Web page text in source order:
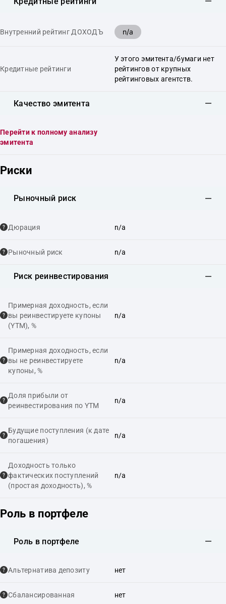
Внутренний рейтинг ДОХОДЪ n/a
Кредитные рейтинги
У этого эмитента/бумаги нет
рейтингов от крупных
рейтинговых агентств.
Качество эмитента
Перейти к полному анализу
эмитента
Риски
Рыночный риск
Дюрация n/a
Рыночный риск n/a
Риск реинвестирования
Примерная доходность, если
вы реинвестируете купоны
(YTM), %
n/a
Примерная доходность, если
вы не реинвестируете
купоны, %
n/a
Доля прибыли от
реинвестирования по YTM
n/a
Будущие поступления (к дате
погашения)
n/a
Доходность только
фактических поступлений
(простая доходность), %
n/a
Роль в портфеле
Роль в портфеле
Альтернатива депозиту нет
Сбалансированная нет